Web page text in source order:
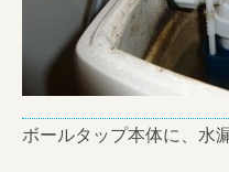
ボールタップ本体に、水